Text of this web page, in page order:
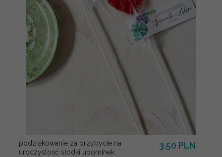
podziękowanie za przybycie na
uroczystość słodki upominek
3.50 PLN